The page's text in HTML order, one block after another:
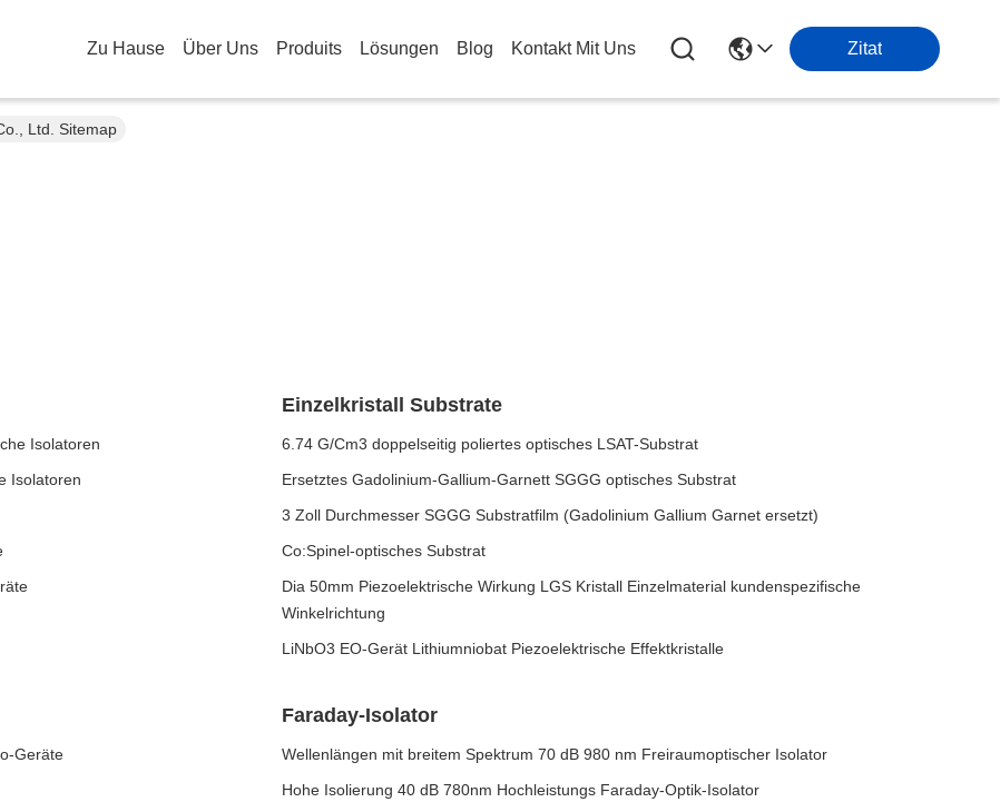
Zu Hause Über Uns Produits Lösungen Blog Kontakt Mit Uns Zitat
Ltd. Sitemap
Isolatoren
Isolatoren
Einzelkristall Substrate
6.74 G/Cm3 doppelseitig poliertes optisches LSAT-Substrat
Ersetztes Gadolinium-Gallium-Garnett SGGG optisches Substrat
3 Zoll Durchmesser SGGG Substratfilm (Gadolinium Gallium Garnet ersetzt)
Co:Spinel-optisches Substrat
Dia 50mm Piezoelektrische Wirkung LGS Kristall Einzelmaterial kundenspezifische
Winkelrichtung
LiNbO3 EO-Gerät Lithiumniobat Piezoelektrische Effektkristalle
Geräte
Faraday-Isolator
Wellenlängen mit breitem Spektrum 70 dB 980 nm Freiraumoptischer Isolator
Hohe Isolierung 40 dB 780nm Hochleistungs Faraday-Optik-Isolator